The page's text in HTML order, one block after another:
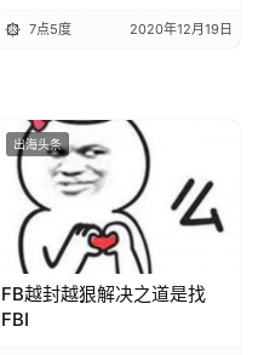
部；新加坡和印尼宣布全民
7点5度 2020年12月19日
出海头条
FB越封越狠解决之道是找
FBI